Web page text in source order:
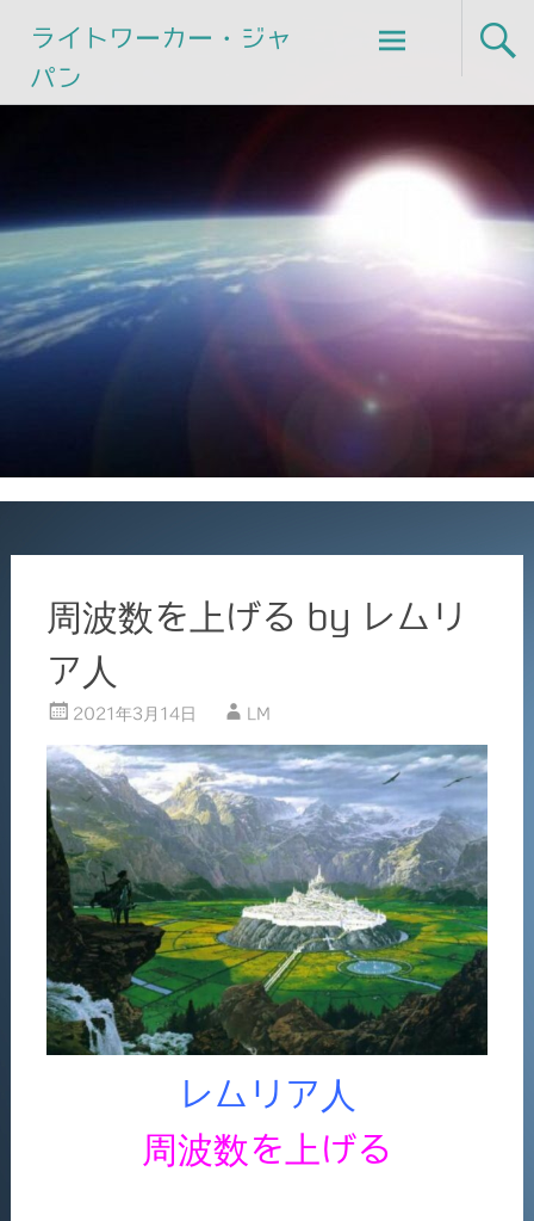
ライトワーカー・ジャ
パン
Skip
to
周波数を上げる by レムリ
ア人
2021年3月14日 LM
レムリア人
周波数を上げる